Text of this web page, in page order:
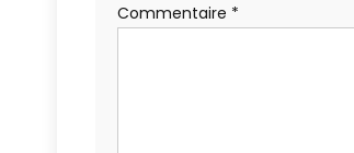
Commentaire *